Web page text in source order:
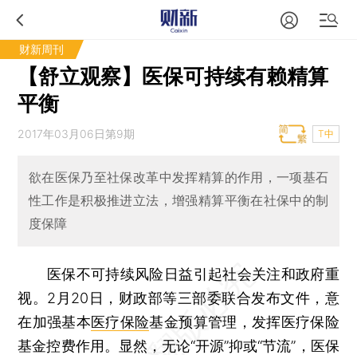
财新周刊
【舒立观察】医保可持续有赖精算
平衡
2017年03月06日第9期 T中
欲在医保乃至社保改革中发挥精算的作用，一项基石
性工作是积极推进立法，增强精算平衡在社保中的制
度保障
医保不可持续风险日益引起社会关注和政府重
视。2月20日，财政部等三部委联合发布文件，意
在加强基本医疗保险基金预算管理，发挥医疗保险
基金控费作用。显然，无论“开源”抑或“节流”，医保